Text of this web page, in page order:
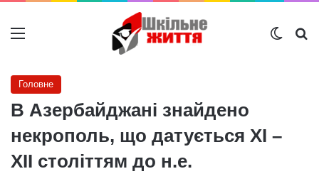
Меню
Головне
В Азербайджані знайдено
некрополь, що датується ХІ –
ХІІ століттям до н.е.